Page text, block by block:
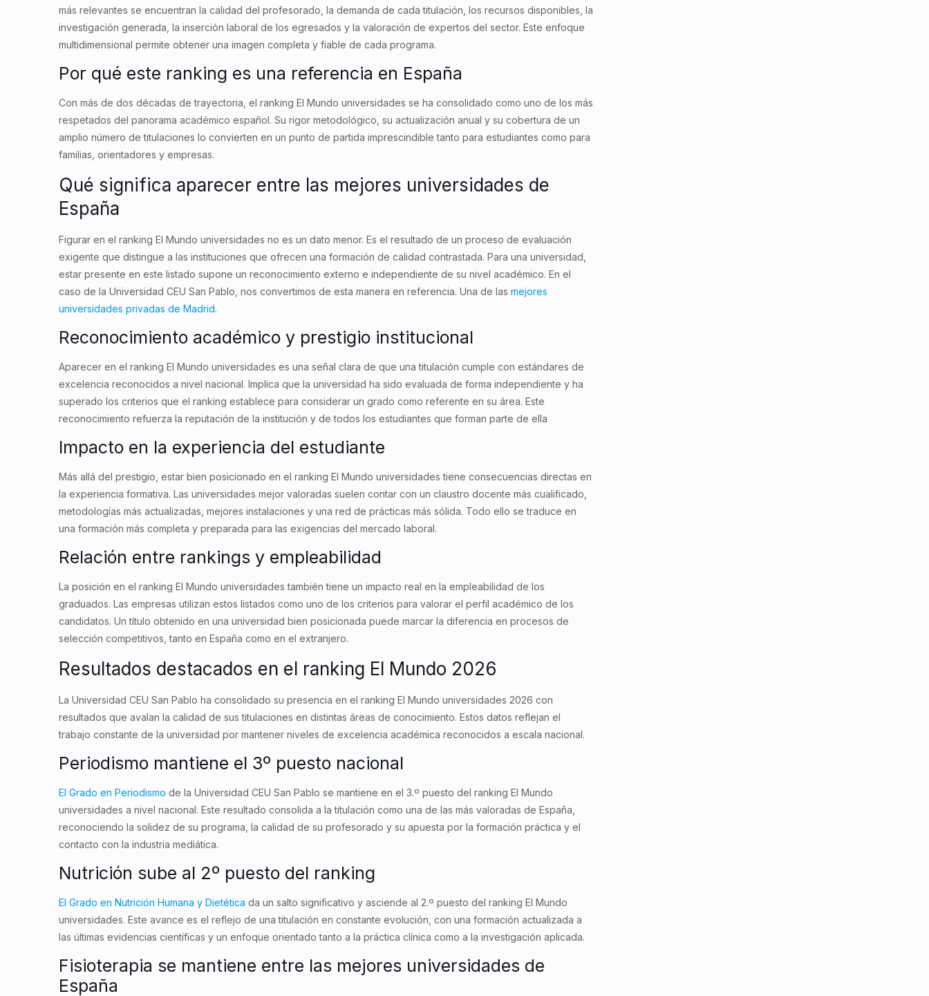
más relevantes se encuentran la calidad del profesorado, la demanda de cada titulación, los recursos disponibles, la
investigación generada, la inserción laboral de los egresados y la valoración de expertos del sector. Este enfoque
multidimensional permite obtener una imagen completa y fiable de cada programa.
Por qué este ranking es una referencia en España
Con más de dos décadas de trayectoria, el ranking El Mundo universidades se ha consolidado como uno de los más
respetados del panorama académico español. Su rigor metodológico, su actualización anual y su cobertura de un
amplio número de titulaciones lo convierten en un punto de partida imprescindible tanto para estudiantes como para
familias, orientadores y empresas.
Qué significa aparecer entre las mejores universidades de
España
Figurar en el ranking El Mundo universidades no es un dato menor. Es el resultado de un proceso de evaluación
exigente que distingue a las instituciones que ofrecen una formación de calidad contrastada. Para una universidad,
estar presente en este listado supone un reconocimiento externo e independiente de su nivel académico. En el
caso de la Universidad CEU San Pablo, nos convertimos de esta manera en referencia. Una de lasmejores
universidades privadas de Madrid.
Reconocimiento académico y prestigio institucional
Aparecer en el ranking El Mundo universidades es una señal clara de que una titulación cumple con estándares de
excelencia reconocidos a nivel nacional. Implica que la universidad ha sido evaluada de forma independiente y ha
superado los criterios que el ranking establece para considerar un grado como referente en su área. Este
reconocimiento refuerza la reputación de la institución y de todos los estudiantes que forman parte de ella
Impacto en la experiencia del estudiante
Más allá del prestigio, estar bien posicionado en el ranking El Mundo universidades tiene consecuencias directas en
la experiencia formativa. Las universidades mejor valoradas suelen contar con un claustro docente más cualificado,
metodologías más actualizadas, mejores instalaciones y una red de prácticas más sólida. Todo ello se traduce en
una formación más completa y preparada para las exigencias del mercado laboral.
Relación entre rankings y empleabilidad
La posición en el ranking El Mundo universidades también tiene un impacto real en la empleabilidad de los
graduados. Las empresas utilizan estos listados como uno de los criterios para valorar el perfil académico de los
candidatos. Un título obtenido en una universidad bien posicionada puede marcar la diferencia en procesos de
selección competitivos, tanto en España como en el extranjero.
Resultados destacados en el ranking El Mundo 2026
La Universidad CEU San Pablo ha consolidado su presencia en el ranking El Mundo universidades 2026 con
resultados que avalan la calidad de sus titulaciones en distintas áreas de conocimiento. Estos datos reflejan el
trabajo constante de la universidad por mantener niveles de excelencia académica reconocidos a escala nacional.
Periodismo mantiene el 3º puesto nacional
El Grado en Periodismo de la Universidad CEU San Pablo se mantiene en el 3.º puesto del ranking El Mundo
universidades a nivel nacional. Este resultado consolida a la titulación como una de las más valoradas de España,
reconociendo la solidez de su programa, la calidad de su profesorado y su apuesta por la formación práctica y el
contacto con la industria mediática.
Nutrición sube al 2º puesto del ranking
El Grado en Nutrición Humana y Dietética da un salto significativo y asciende al 2.º puesto del ranking El Mundo
universidades. Este avance es el reflejo de una titulación en constante evolución, con una formación actualizada a
las últimas evidencias científicas y un enfoque orientado tanto a la práctica clínica como a la investigación aplicada.
Fisioterapia se mantiene entre las mejores universidades de
España